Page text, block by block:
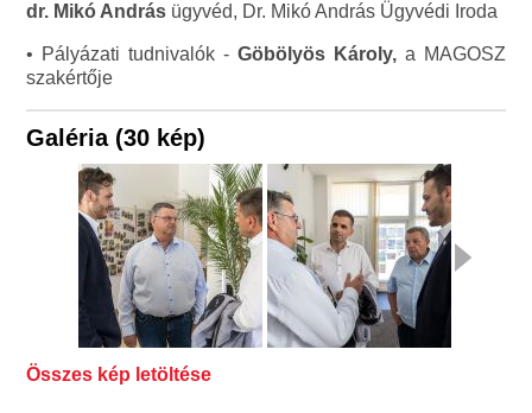
dr. Mikó András ügyvéd, Dr. Mikó András Ügyvédi Iroda
• Pályázati tudnivalók - Göbölyös Károly,a MAGOSZ
szakértője
Galéria (30 kép)
Összes kép letöltése